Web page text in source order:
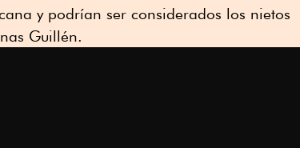
y podrían ser considerados los nietos
Guillén.